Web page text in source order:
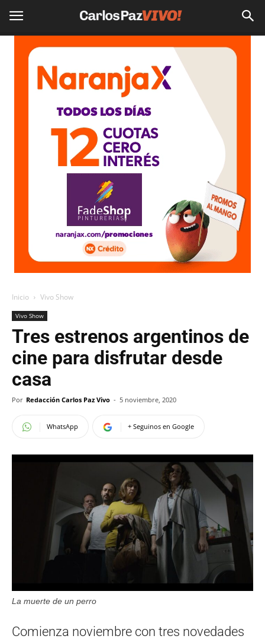
Inicio Vivo Show
Vivo Show
Tres estrenos argentinos de
cine para disfrutar desde
casa
Por Redacción Carlos Paz Vivo - 5 noviembre, 2020
WhatsApp + Seguinos en Google
La muerte de un perro
Comienza noviembre con tres novedades